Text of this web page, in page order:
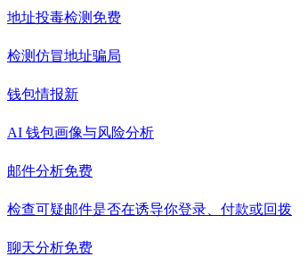
地址投毒检测 免费
检测仿冒地址骗局
钱包情报新
AI 钱包画像与风险分析
邮件分析免费
检查可疑邮件是否在诱导你登录、付款或回拨
聊天分析免费